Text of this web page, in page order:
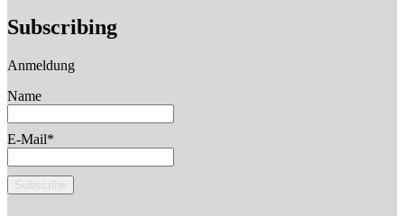
Subscribing
Anmeldung
Name
E-Mail*